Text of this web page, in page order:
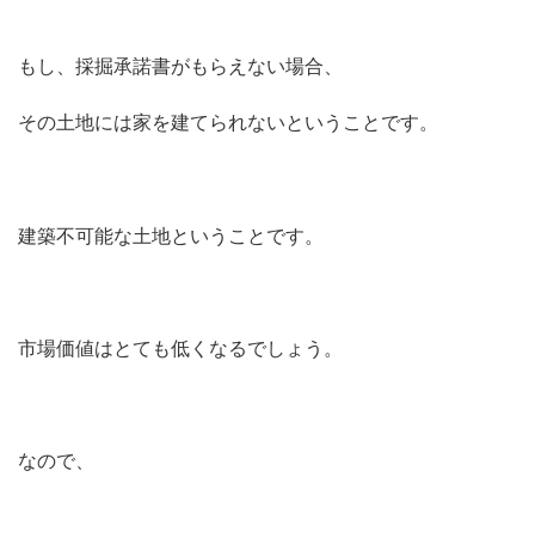
もし、採掘承諾書がもらえない場合、
その土地には家を建てられないということです。
建築不可能な土地ということです。
市場価値はとても低くなるでしょう。
なので、